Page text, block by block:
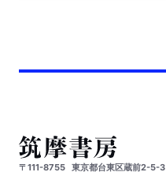
〒111-8755 東京都台東区蔵前2-5-3